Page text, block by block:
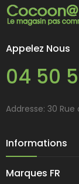
Appelez Nous
04 50
Addresse: 30
Informations
Marques FR